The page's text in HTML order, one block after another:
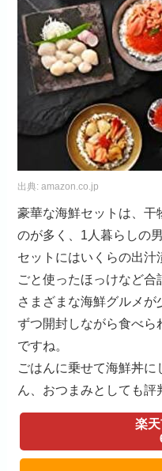
出典:amazon.co.jp
豪華な海鮮セットは、干
のが多く、1人暮らしの
セットにはいくらの出
ごと使ったほっけなど合
さまざまな海鮮グルメ
ずつ開封しながら食べら
ですね。
ごはんに乗せて海鮮丼に
ん、おつまみとしても評
楽